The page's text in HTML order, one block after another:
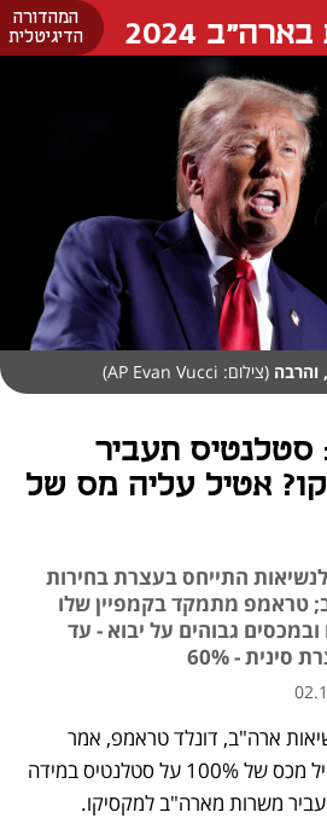
המהדורה
הדיגיטלית
2024
והרבה (צילום: AP Evan Vucci)
סטלנטיס תעביר
אטיל עליה מס של
התייחס בעצרת בחירות
טראמפ מתמקד בקמפיין שלו
גבוהים על יבוא - עד
משרות מארה"ב למקסיקו.